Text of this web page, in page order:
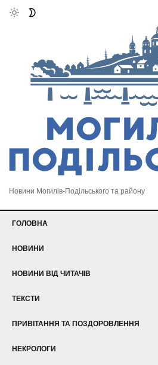
Новини Могилів-Подільського та району
ГОЛОВНА
НОВИНИ
НОВИНИ ВІД ЧИТАЧІВ
ТЕКСТИ
ПРИВІТАННЯ ТА ПОЗДОРОВЛЕННЯ
НЕКРОЛОГИ